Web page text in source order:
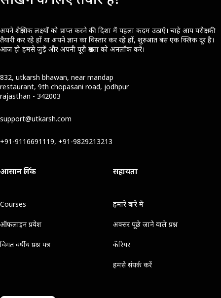
अपने शैक्षणिक लक्ष्यों को प्राप्त करने की दिशा में पहला कदम उठाएँ। चाहे आप परीक्षा की
तैयारी कर रहे हों या अपने ज्ञान का विस्तार कर रहे हों, शुरुआत बस एक क्लिक दूर है।
आज ही हमसे जुड़ें और अपनी पूरी क्षमता को अनलॉक करें।
832, utkarsh bhawan, near mandap
restaurant, 9th chopasani road, jodhpur
rajasthan - 342003
support@utkarsh.com
+91-9116691119, +91-9829213213
आसान लिंक
Courses
ऑफ़लाइन प्रवेश
विगत वर्षीय प्रश्न पत्र
सहायता
हमारे बारे में
अक्सर पूछे जाने वाले प्रश्न
कॅरियर
हमसे संपर्क करें